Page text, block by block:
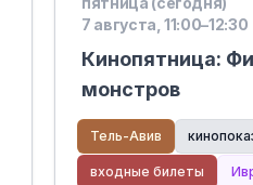
7 августа, 11:00–12:30
Кинопятница:
монстров
Тель-Авив
входные билеты